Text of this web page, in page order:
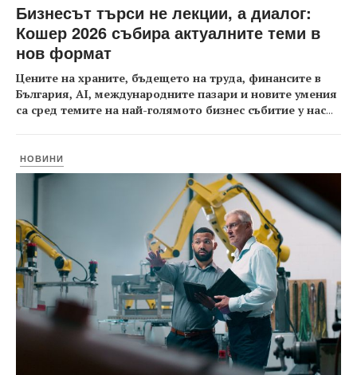
Бизнесът търси не лекции, а диалог:
Кошер 2026 събира актуалните теми в
нов формат
Цените на храните, бъдещето на труда, финансите в
България, AI, международните пазари и новите умения
са сред темите на най-голямото бизнес събитие у нас...
НОВИНИ